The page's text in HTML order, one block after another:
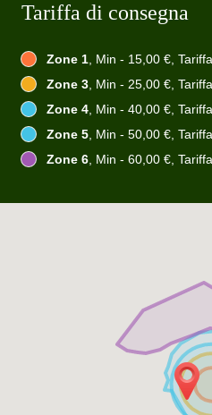
Tariffa di consegna
Zone 1, Min - 15,00 €,
Zone 3, Min - 25,00 €,
Zone 4, Min - 40,00 €,
Zone 5, Min - 50,00 €,
Zone 6, Min - 60,00 €,